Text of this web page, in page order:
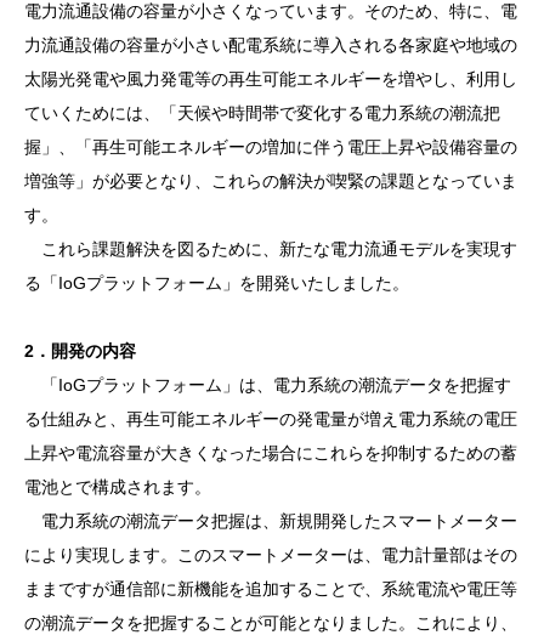
電力流通設備の容量が小さくなっています。そのため、特に、電
力流通設備の容量が小さい配電系統に導入される各家庭や地域の
太陽光発電や風力発電等の再生可能エネルギーを増やし、利用し
ていくためには、「天候や時間帯で変化する電力系統の潮流把
握」、「再生可能エネルギーの増加に伴う電圧上昇や設備容量の
増強等」が必要となり、これらの解決が喫緊の課題となっていま
す。
これら課題解決を図るために、新たな電力流通モデルを実現す
る「IoGプラットフォーム」を開発いたしました。
2 ．開発の内容
「IoGプラットフォーム」は、電力系統の潮流データを把握す
る仕組みと、再生可能エネルギーの発電量が増え電力系統の電圧
上昇や電流容量が大きくなった場合にこれらを抑制するための蓄
電池とで構成されます。
電力系統の潮流データ把握は、新規開発したスマートメーター
により実現します。このスマートメーターは、電力計量部はその
ままですが通信部に新機能を追加することで、系統電流や電圧等
の潮流データを把握することが可能となりました。これにより、